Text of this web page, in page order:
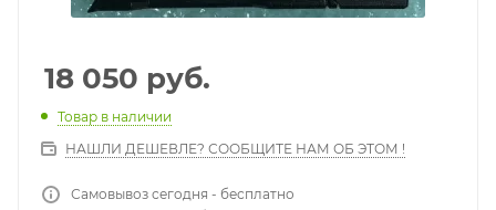
18 050 руб.
Товар в наличии
НАШЛИ ДЕШЕВЛЕ? СООБЩИТЕ НАМ ОБ ЭТОМ !
Самовывоз сегодня - бесплатно